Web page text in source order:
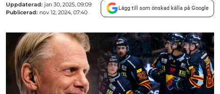
Uppdaterad: jan 30, 2025, 09:09
Publicerad: nov 12, 2024, 07:40
Lägg till som önskad källa på Google